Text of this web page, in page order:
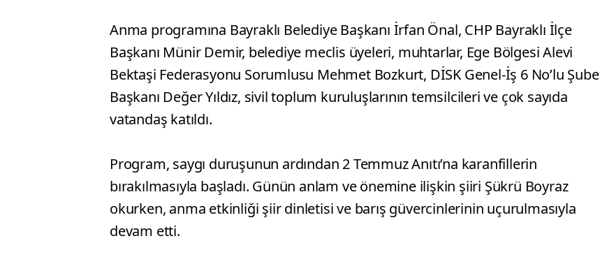
Anma programına Bayraklı Belediye Başkanı İrfan Önal, CHP Bayraklı İlçe
Başkanı Münir Demir, belediye meclis üyeleri, muhtarlar, Ege Bölgesi Alevi
Bektaşi Federasyonu Sorumlusu Mehmet Bozkurt, DİSK Genel-İş 6 No’lu Şube
Başkanı Değer Yıldız, sivil toplum kuruluşlarının temsilcileri ve çok sayıda
vatandaş katıldı.
Program, saygı duruşunun ardından 2 Temmuz Anıtı’na karanfillerin
bırakılmasıyla başladı. Günün anlam ve önemine ilişkin şiiri Şükrü Boyraz
okurken, anma etkinliği şiir dinletisi ve barış güvercinlerinin uçurulmasıyla
devam etti.